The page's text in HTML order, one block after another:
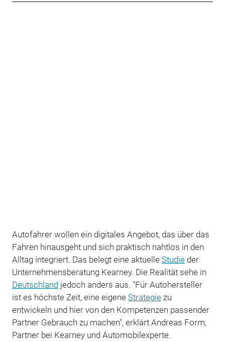
Autofahrer wollen ein digitales Angebot, das über das
Fahren hinausgeht und sich praktisch nahtlos in den
Alltag integriert. Das belegt eine aktuelle Studieder
Unternehmensberatung Kearney. Die Realität sehe in
Deutschlandjedoch anders aus. "Für Autohersteller
ist es höchste Zeit, eine eigene Strategiezu
entwickeln und hier von den Kompetenzen passender
Partner Gebrauch zu machen", erklärt Andreas Form,
Partner bei Kearney und Automobilexperte.